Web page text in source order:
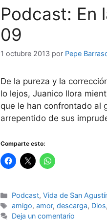
Podcast: En
09
1 octubre 2013 por Pepe
De la pureza y la
lo lejos, Juanico llora
que le han confrontado al
arrepentido de sus
Comparte esto:
Categorías
Podcast,Vida de San
Etiquetas
amigo,amor,descarga, Dios,
Deja un comentario